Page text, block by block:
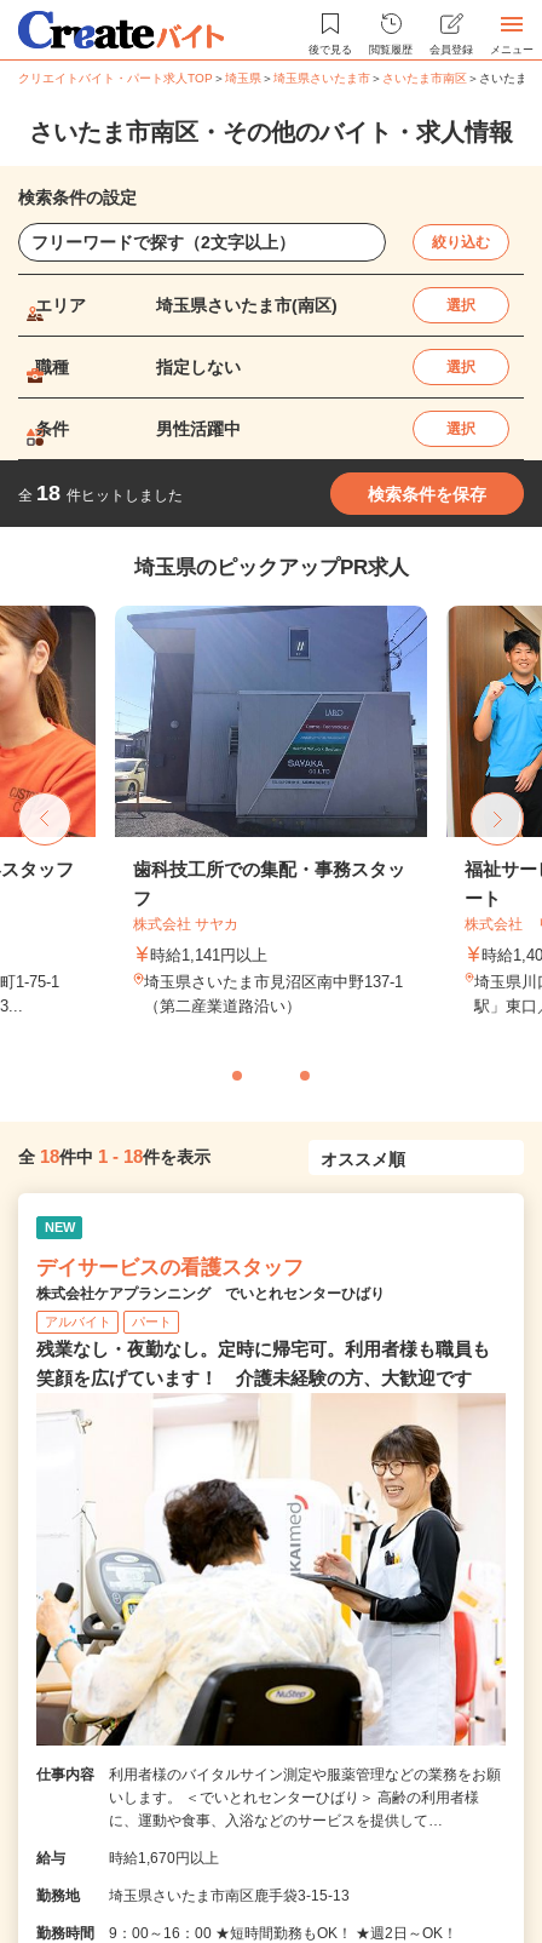
後で見る 閲覧履歴 会員登録 メニュー
クリエイトバイト・パート求人TOP ＞埼玉県＞埼玉県さいたま市＞ さいたま市南区＞ さいたま
さいたま市南区・その他のバイト・求人情報
検索条件の設定
絞り込む
エリア 埼玉県さいたま市(南区) 選択
職種 指定しない 選択
条件 男性活躍中 選択
全 18 件ヒットしました 検索条件を保存
埼玉県のピックアップPR求人
タッフ
1-75-1
歯科技工所での集配・事務スタッ
フ
株式会社 サヤカ
時給1,141円以上
埼玉県さいたま市見沼区南中野137-1
（第二産業道路沿い）
福祉サー
ート
株式会社
時給
埼玉県川
駅」東口
全 18件中 1 - 18件を表示
NEW
デイサービスの看護スタッフ
株式会社ケアプランニング でいとれセンターひばり
アルバイト パート
残業なし・夜勤なし。定時に帰宅可。利用者様も職員も
笑顔を広げています！ 介護未経験の方、大歓迎です
仕事内容
利用者様のバイタルサイン測定や服薬管理などの業務をお願
いします。 ＜でいとれセンターひばり＞ 高齢の利用者様
に、運動や食事、入浴などのサービスを提供して…
給与 時給1,670円以上
勤務地 埼玉県さいたま市南区鹿手袋3-15-13
勤務時間 9：00～16：00 ★短時間勤務もOK！ ★週2日～OK！